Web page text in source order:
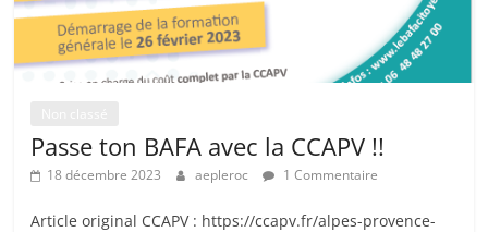
Passe ton BAFA avec la CCAPV !!
18 décembre 2023 aepleroc 1 Commentaire
Article original CCAPV : https://ccapv.fr/alpes-provence-